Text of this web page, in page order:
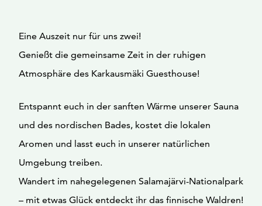
Eine Auszeit nur für uns zwei!
Genießt die gemeinsame Zeit in der ruhigen
Atmosphäre des Karkausmäki Guesthouse!
Entspannt euch in der sanften Wärme unserer Sauna
und des nordischen Bades, kostet die lokalen
Aromen und lasst euch in unserer natürlichen
Umgebung treiben.
Wandert im nahegelegenen Salamajärvi-Nationalpark
– mit etwas Glück entdeckt ihr das finnische Waldren!